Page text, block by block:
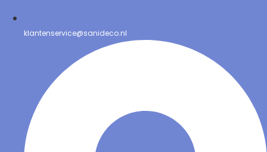
klantenservice@sanideco.nl